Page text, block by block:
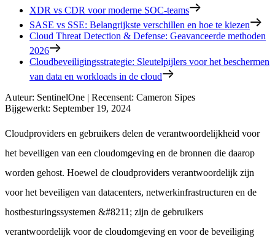
XDR vs CDR voor moderne SOC-teams
SASE vs SSE: Belangrijkste verschillen en hoe te kiezen
Cloud Threat Detection & Defense: Geavanceerde methoden
2026
Cloudbeveiligingsstrategie: Sleutelpijlers voor het beschermen
van data en workloads in de cloud
Auteur: SentinelOne | Recensent: Cameron Sipes
Bijgewerkt: September 19, 2024
Cloudproviders en gebruikers delen de verantwoordelijkheid voor
het beveiligen van een cloudomgeving en de bronnen die daarop
worden gehost. Hoewel de cloudproviders verantwoordelijk zijn
voor het beveiligen van datacenters, netwerkinfrastructuren en de
hostbesturingssystemen &#8211; zijn de gebruikers
verantwoordelijk voor de cloudomgeving en voor de beveiliging